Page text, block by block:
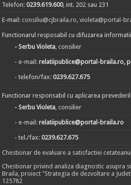
Telefon:0239.619.600, int. 202 sau 231
E-mail:consiliu@cjbraila.ro ,violeta@portal-
Functionarul resposabil cu difuzarea
- Serbu Violeta , consilier
- e-mail:relatiipublice@portal-braila.ro,
- telefon/fax:0239.627.675
Functionar responsabil cu aplicarea
- Serbu Violeta , consilier
- e-mail:relatiipublice@portal-braila.ro
- tel./fax:0239.627.675
Chestionar de evaluare a satisfactiei
Chestionar privind analiza diagnostic asupra
Braila, proiect "Strategia de dezvoltare a
125782